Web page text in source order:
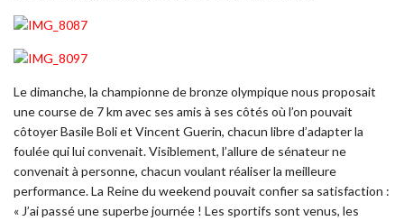
Le dimanche, la championne de bronze olympique nous proposait
une course de 7 km avec ses amis à ses côtés où l’on pouvait
côtoyer Basile Boli et Vincent Guerin, chacun libre d’adapter la
foulée qui lui convenait. Visiblement, l’allure de sénateur ne
convenait à personne, chacun voulant réaliser la meilleure
performance. La Reine du weekend pouvait confier sa satisfaction :
« J’ai passé une superbe journée ! Les sportifs sont venus, les